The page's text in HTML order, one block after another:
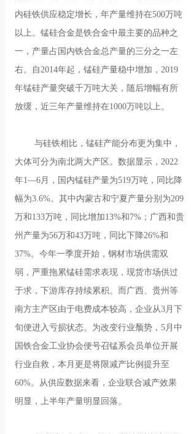
内硅铁供应稳定增长，年产量维持在500万吨
以上。锰硅合金是铁合金中最主要的品种之
一，产量占国内铁合金总产量的三分之一左
右。自2014年起，锰硅产量稳中增加，2019
年锰硅产量突破千万吨大关，随后增幅有所
放缓，近三年产量维持在1000万吨以上。
与硅铁相比，锰硅产能分布更为集中，
大体可分为南北两大产区。数据显示，2022
年1—6月，国内锰硅产量为519万吨，同比降
幅为3.6%。其中内蒙古和宁夏产量分别为209
万和133万吨，同比增加13%和7%；广西和贵
州产量为56万和43万吨，同比下降26%和
37%。今年一季度开始，钢材市场供需双
弱，严重拖累锰硅需求表现，现货市场供过
于求，下游库存持续累积。而广西、贵州等
南方主产区由于电费成本较高，企业从3月下
旬便进入亏损状态。为改变行业颓势，5月中
国铁合金工业协会便号召锰系会员单位开展
行业自救，本月更是将限减产比例提升至
60%。从供应数据来看，企业联合减产效果
明显，上半年产量明显回落。